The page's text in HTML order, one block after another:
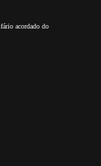
acordado do